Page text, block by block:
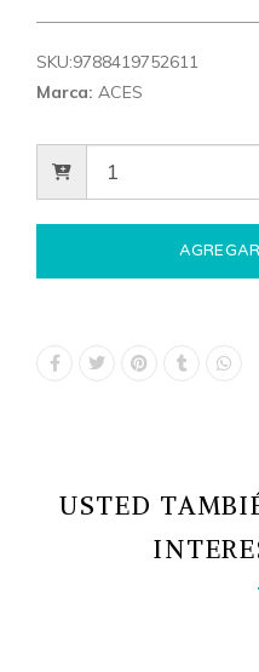
SKU:9788419752611
Marca: ACES
USTED